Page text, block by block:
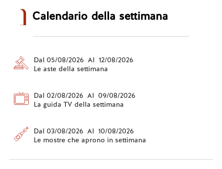
Calendario della settimana
Dal 05/08/2026 Al 12/08/2026
Le aste della settimana
Dal 02/08/2026 Al 09/08/2026
La guida TV della settimana
Dal 03/08/2026 Al 10/08/2026
Le mostre che aprono in settimana